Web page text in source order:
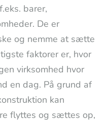
barer,
De er
og nemme at sætte
faktorer er, hvor
virksomhed hvor
en dag. På grund af
kan
flyttes og sættes op,